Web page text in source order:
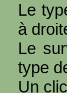
Le
à
Le
type
Un